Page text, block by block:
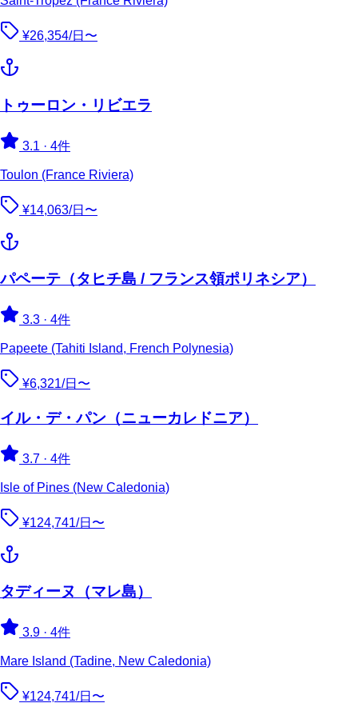
¥26,354/日〜
トゥーロン・リビエラ
3.1 · 4件
Toulon (France Riviera)
¥14,063/日〜
パペーテ（タヒチ島 / フランス領ポリネシア）
3.3 · 4件
Papeete (Tahiti Island, French Polynesia)
¥6,321/日〜
イル・デ・パン（ニューカレドニア）
3.7 · 4件
Isle of Pines (New Caledonia)
¥124,741/日〜
タディーヌ（マレ島）
3.9 · 4件
Mare Island (Tadine, New Caledonia)
¥124,741/日〜